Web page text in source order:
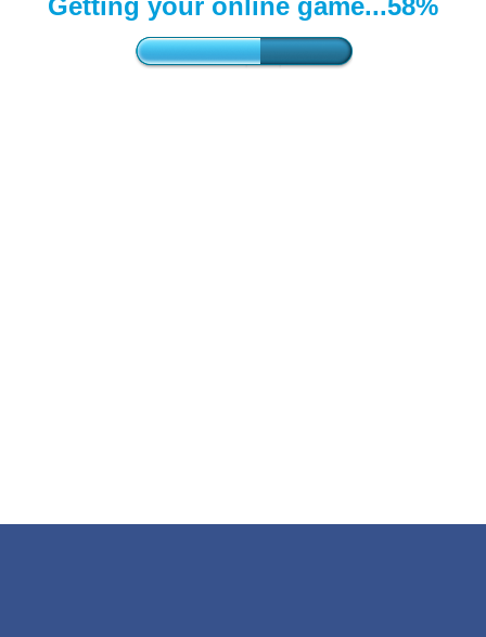
Getting your online game...61%